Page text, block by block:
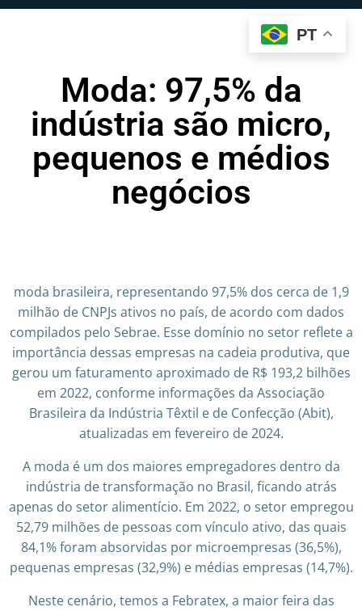
Moda: 97,5% da
indústria são micro,
pequenos e médios
negócios
moda brasileira, representando 97,5% dos cerca de 1,9
milhão de CNPJs ativos no país, de acordo com dados
compilados pelo Sebrae. Esse domínio no setor reflete a
importância dessas empresas na cadeia produtiva, que
gerou um faturamento aproximado de R$ 193,2 bilhões
em 2022, conforme informações da Associação
Brasileira da Indústria Têxtil e de Confecção (Abit),
atualizadas em fevereiro de 2024.
A moda é um dos maiores empregadores dentro da
indústria de transformação no Brasil, ficando atrás
apenas do setor alimentício. Em 2022, o setor empregou
52,79 milhões de pessoas com vínculo ativo, das quais
84,1% foram absorvidas por microempresas (36,5%),
pequenas empresas (32,9%) e médias empresas (14,7%).
Neste cenário, temos a Febratex, a maior feira das
PT